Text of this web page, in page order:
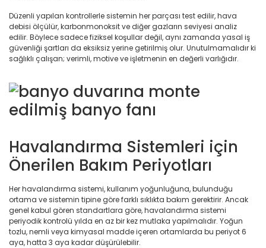
Düzenli yapılan kontrollerle sistemin her parçası test edilir, hava
debisi ölçülür, karbonmonoksit ve diğer gazların seviyesi analiz
edilir. Böylece sadece fiziksel koşullar değil, aynı zamanda yasal iş
güvenliği şartları da eksiksiz yerine getirilmiş olur. Unutulmamalıdır ki
sağlıklı çalışan; verimli, motive ve işletmenin en değerli varlığıdır.
Havalandırma Sistemleri için
Önerilen Bakım Periyotları
Her havalandırma sistemi, kullanım yoğunluğuna, bulunduğu
ortama ve sistemin tipine göre farklı sıklıkta bakım gerektirir. Ancak
genel kabul gören standartlara göre, havalandırma sistemi
periyodik kontrolü yılda en az bir kez mutlaka yapılmalıdır. Yoğun
tozlu, nemli veya kimyasal madde içeren ortamlarda bu periyot 6
aya, hatta 3 aya kadar düşürülebilir.